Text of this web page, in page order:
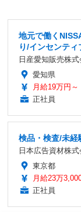
地元で働く
り/インセンティ
日産愛知販売株
愛知県
月給19万円～
正社員
検品・検査/未
日本広告資材株式
東京都
月給23万
正社員